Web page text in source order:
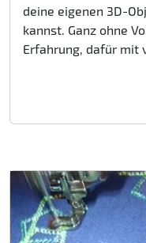
deine eigenen 3D-
kannst. Ganz ohne
Erfahrung, dafür mit